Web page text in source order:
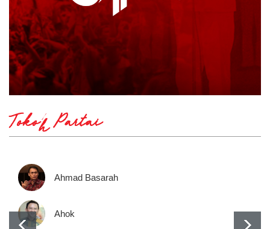
Tokoh Partai
Ahmad Basarah
Ahok